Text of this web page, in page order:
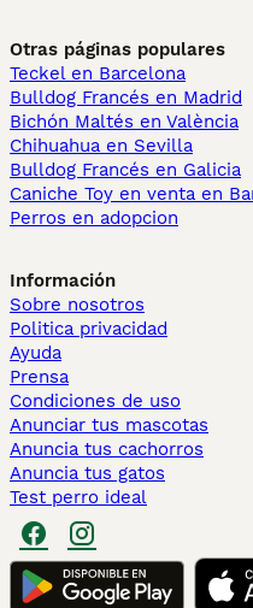
Otras páginas populares
Teckel en Barcelona
Bulldog Francés en Madrid
Bichón Maltés en València
Chihuahua en Sevilla
Bulldog Francés en Galicia
Caniche Toy en venta en
Perros en adopcion
Información
Sobre nosotros
Politica privacidad
Ayuda
Prensa
Condiciones de uso
Anunciar tus mascotas
Anuncia tus cachorros
Anuncia tus gatos
Test perro ideal